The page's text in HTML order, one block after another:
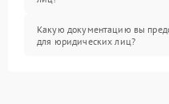
Какую документацию вы
для юридических лиц?